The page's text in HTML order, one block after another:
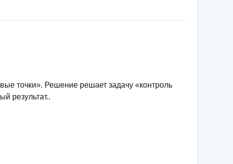
точки». Решение решает задачу «контроль
результат..